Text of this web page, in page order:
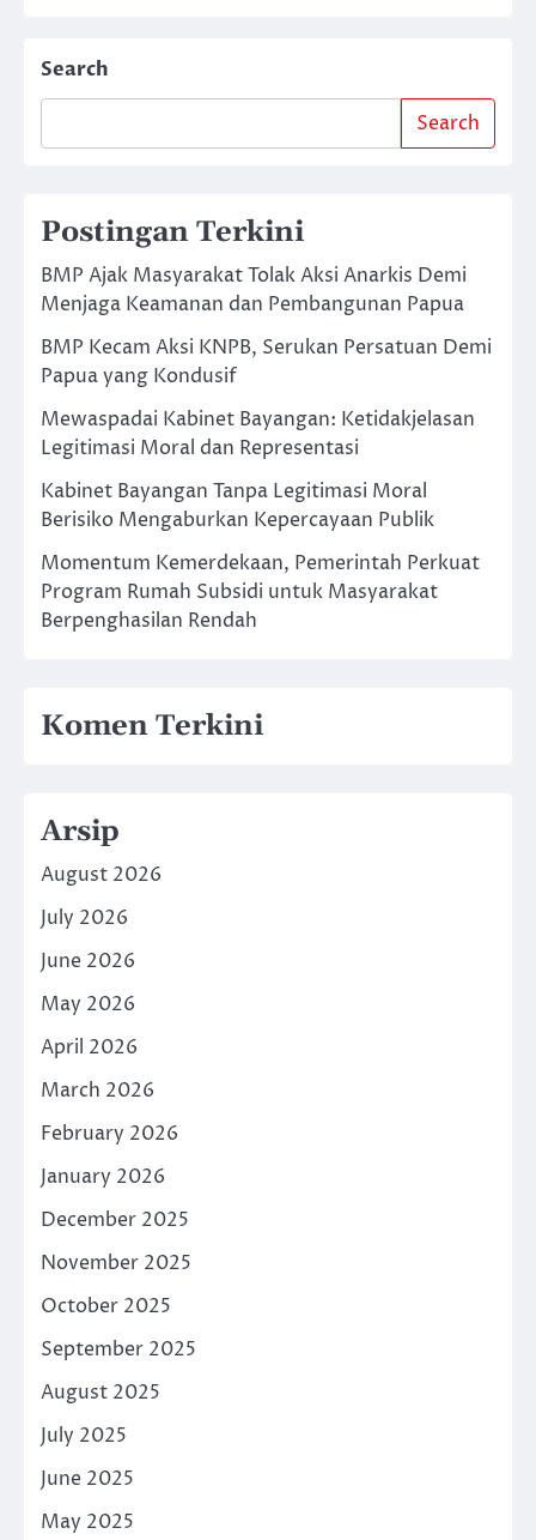
Search
Search
Postingan Terkini
BMP Ajak Masyarakat Tolak Aksi Anarkis Demi
Menjaga Keamanan dan Pembangunan Papua
BMP Kecam Aksi KNPB, Serukan Persatuan Demi
Papua yang Kondusif
Mewaspadai Kabinet Bayangan: Ketidakjelasan
Legitimasi Moral dan Representasi
Kabinet Bayangan Tanpa Legitimasi Moral
Berisiko Mengaburkan Kepercayaan Publik
Momentum Kemerdekaan, Pemerintah Perkuat
Program Rumah Subsidi untuk Masyarakat
Berpenghasilan Rendah
Komen Terkini
Arsip
August 2026
July 2026
June 2026
May 2026
April 2026
March 2026
February 2026
January 2026
December 2025
November 2025
October 2025
September 2025
August 2025
July 2025
June 2025
May 2025